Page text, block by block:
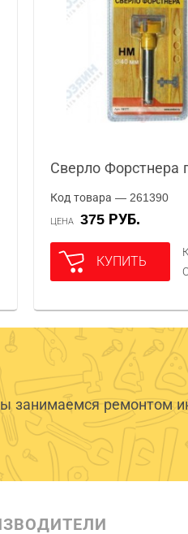
Сверло Форстнера
Код товара — 261390
ЦЕНА 375 РУБ.
КУПИТЬ
занимаемся ремонтом